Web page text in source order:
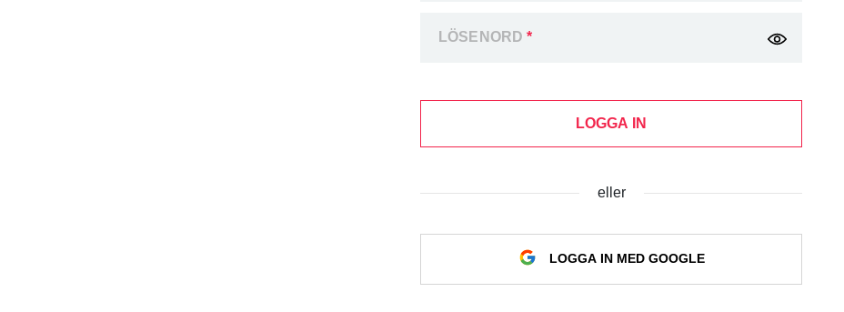
LÖSENORD*
LOGGA IN
eller
LOGGA IN MED GOOGLE